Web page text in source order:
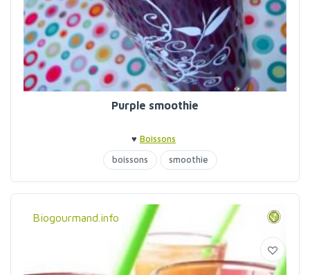
Purple smoothie
♥ Boissons
boissons
smoothie
Biogourmand.info